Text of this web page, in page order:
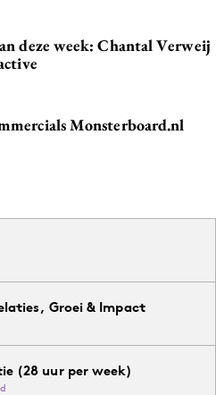
deze week: Chantal Verweij
Monsterboard.nl
Groei & Impact
(28 uur per week)